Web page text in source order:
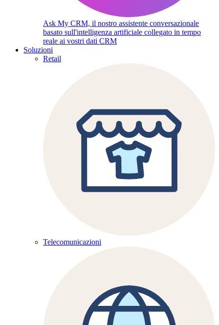
Ask My CRM, il nostro assistente conversazionale
basato sull'intelligenza artificiale collegato in tempo
reale ai vostri dati CRM
Soluzioni
Retail
Telecomunicazioni